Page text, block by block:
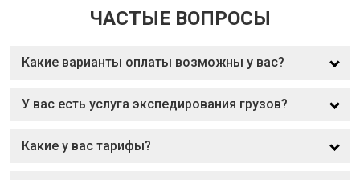
ЧАСТЫЕ ВОПРОСЫ
Какие варианты оплаты возможны у вас?
У вас есть услуга экспедирования грузов?
Какие у вас тарифы?